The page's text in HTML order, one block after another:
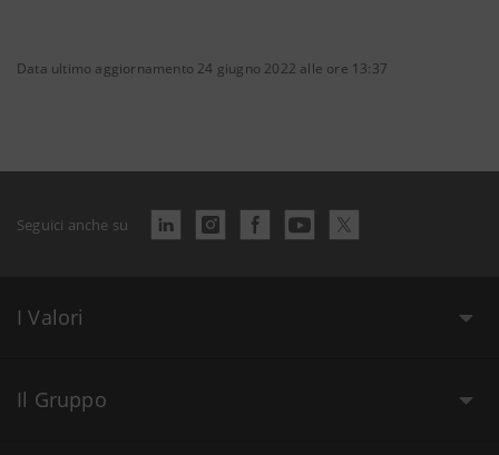
Data ultimo aggiornamento 24 giugno 2022 alle ore 13:37
Seguici anche su
I Valori
Il Gruppo